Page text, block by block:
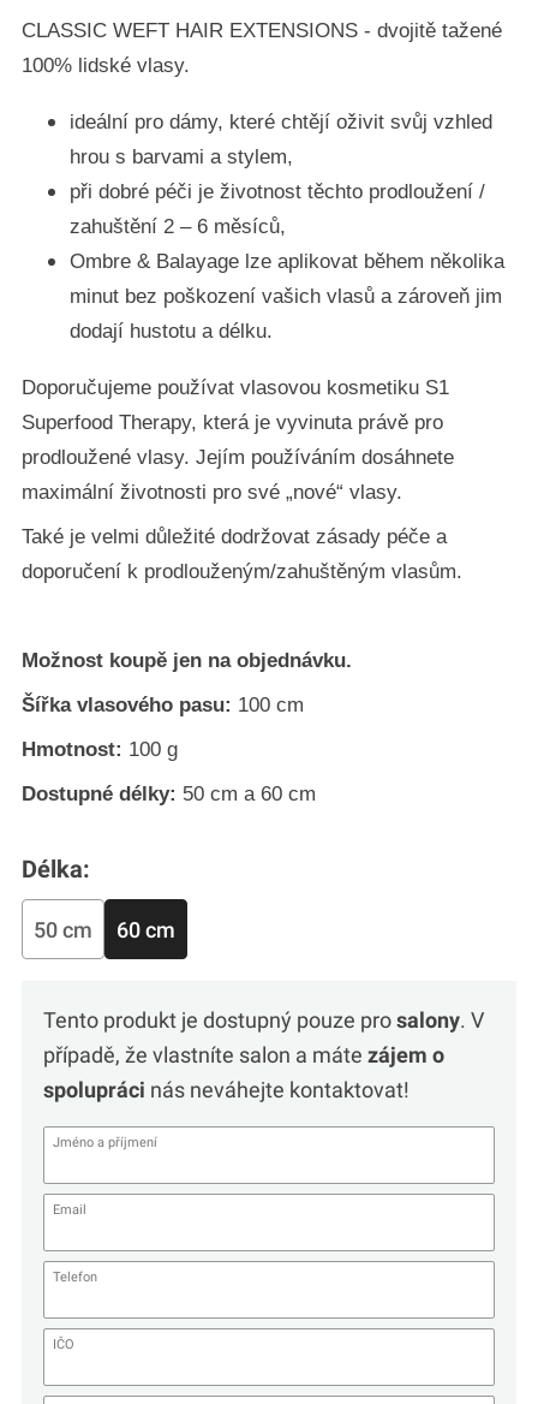
CLASSIC WEFT HAIR EXTENSIONS - dvojitě tažené
100% lidské vlasy.
ideální pro dámy, které chtějí oživit svůj vzhled
hrou s barvami a stylem,
při dobré péči je životnost těchto prodloužení /
zahuštění 2 – 6 měsíců,
Ombre & Balayage lze aplikovat během několika
minut bez poškození vašich vlasů a zároveň jim
dodají hustotu a délku.
Doporučujeme používat vlasovou kosmetiku S1
Superfood Therapy, která je vyvinuta právě pro
prodloužené vlasy. Jejím používáním dosáhnete
maximální životnosti pro své „nové“ vlasy.
Také je velmi důležité dodržovat zásady péče a
doporučení k prodlouženým/zahuštěným vlasům.
Možnost koupě jen na objednávku.
Šířka vlasového pasu: 100 cm
Hmotnost: 100 g
Dostupné délky: 50 cm a 60 cm
Délka:
50 cm 60 cm
Tento produkt je dostupný pouze prosalony. V
případě, že vlastníte salon a máte zájem o
spolupráci nás neváhejte kontaktovat!